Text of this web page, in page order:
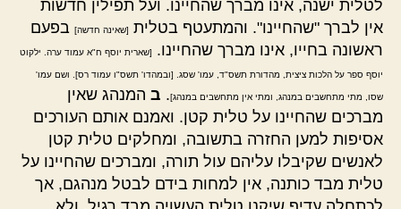
לטלית ישנה, אינו מברך שהחיינו. ועל תפילין חדשות
אין לברך "שהחיינו". והמתעטף בטלית [שאינה חדשה] בפעם
ראשונה בחייו, אינו מברך שהחיינו.
[שארית יוסף ח"א עמוד ערה. ילקוט
יוסף ספר על הלכות ציצית, מהדורת תשס"ד, עמו' שסג. [ובמהדו' תשס"ו עמוד רס]. ושם עמו'
שסו, מתי מתחשבים במנהג, ומתי אין מתחשבים במנהג]. ב המנהג שאין
מברכים שהחיינו על טלית קטן. ואמנם אותם העורכים
אסיפות למען החזרה בתשובה, ומחלקים טלית קטן
לאנשים שקיבלו עליהם עול תורה, ומברכים שהחיינו על
טלית מבד כותנה, אין למחות בידם לבטל מנהגם, אך